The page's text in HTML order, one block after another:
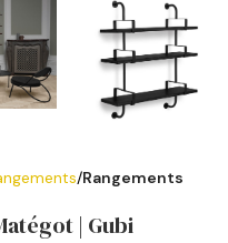
Rangements
| Gubi